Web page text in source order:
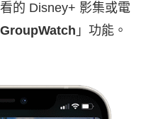
的 Disney+ 影集或電
GroupWatch 」功能。